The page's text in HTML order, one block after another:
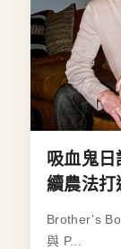
吸血鬼
續農法打
Brother’s
與 P...